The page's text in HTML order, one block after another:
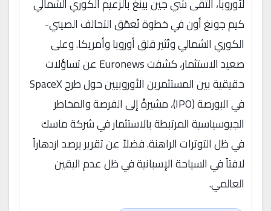
كيم جونغ أون في خطوة تُعمّق التحالف الصيني-
الكوري الشمالي وتُثير قلق أوروبا وأمريكا. وعلى
صعيد الاستثمار، كشفت Euronews عن تساؤلات
حقيقية بين المستثمرين الأوروبيين حول طرح SpaceX
في البورصة (IPO)، مشيرةً إلى الفرصة والمخاطر
الجيوسياسية المرتبطة بالاستثمار في شركة ماسك
في ظل التوترات الراهنة. فضلاً عن تقرير يرصد ازدهاراً
لافتاً في السياحة الإسبانية في ظل عدم اليقين
العالمي.